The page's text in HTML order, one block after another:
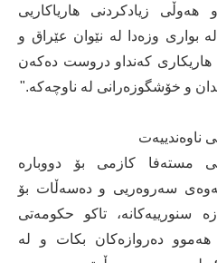
هەوڵی زیادکردنی هاریاکاریی
بواری وزەدا لە نێوان عێراق و
هاریکاری کەنداو دروست دەکەن
و خۆشگوزەرانی لە ناوچەکە."
ناوەندییەت
مستەفا کازمی بۆ دووبارە
سەروەریی و دەسەڵات بۆ
سنورییەکانە، تاکو حکومەتی
هەموو دەروازەکان بکات و لە